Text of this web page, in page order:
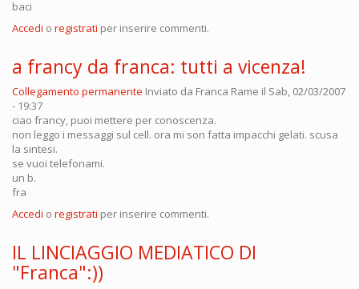
baci
Accedi o registrati per inserire commenti.
a francy da franca: tutti a vicenza!
Collegamento permanente Inviato da Franca Rame il Sab, 02/03/2007
- 19:37
ciao francy, puoi mettere per conoscenza.
non leggo i messaggi sul cell. ora mi son fatta impacchi gelati. scusa
la sintesi.
se vuoi telefonami.
un b.
fra
Accedi o registrati per inserire commenti.
IL LINCIAGGIO MEDIATICO DI
"Franca":))